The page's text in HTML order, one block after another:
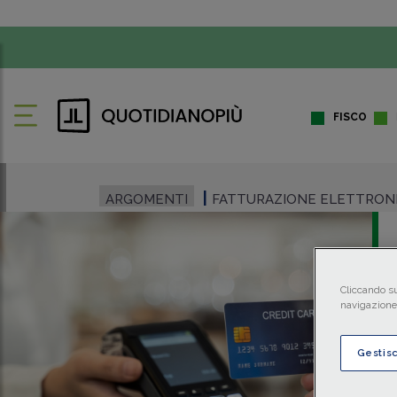
FISCO
ARGOMENTI FATTURAZIONE
Cliccando